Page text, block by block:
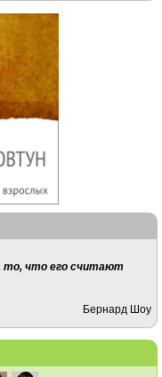
то, что его считают
Бернард Шоу